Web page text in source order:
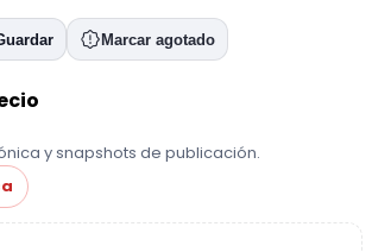
Marcar agotado
y snapshots de publicación.